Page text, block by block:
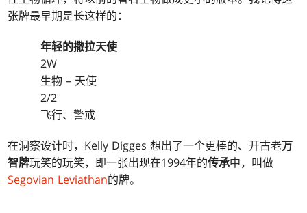
张牌最早期是长这样的：
年轻的撒拉天使
2W
生物 – 天使
2/2
飞行、警戒
在洞察设计时，Kelly Digges 想出了一个更棒的、开古老万
智牌玩笑的玩笑，即一张出现在1994年的传承中，叫做
Segovian Leviathan的牌。